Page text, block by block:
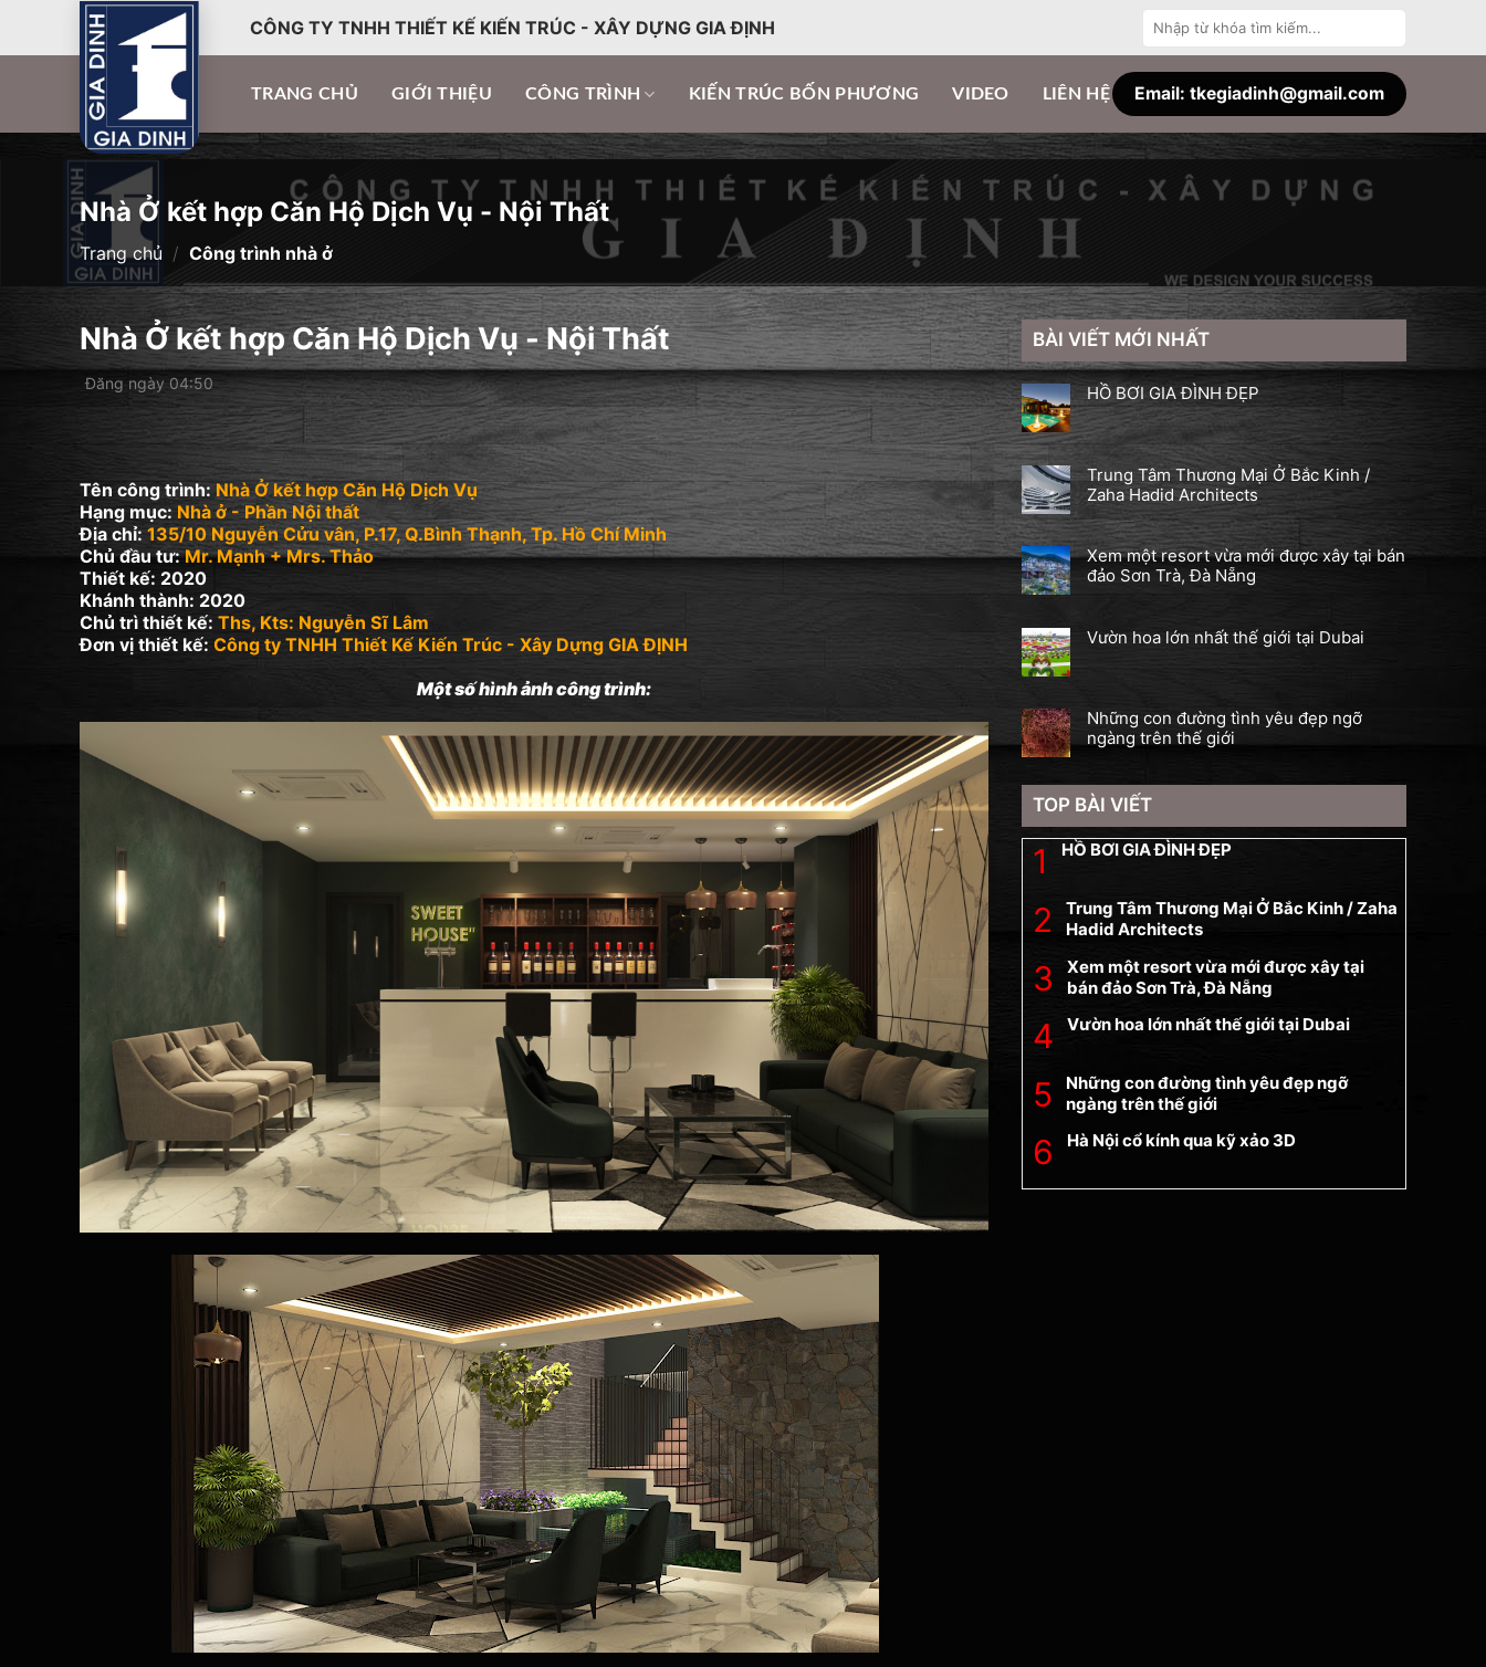
CÔNG TY TNHH THIẾT KẾ KIẾN TRÚC - XÂY DỰNG GIA ĐỊNH
kiếm:
TRANG CHỦ GIỚI THIỆU CÔNG TRÌNH KIẾN TRÚC BỐN PHƯƠNG VIDEO LIÊN HỆ Email: tkegiadinh@gmail.com
Nhà Ở kết hợp Căn Hộ Dịch Vụ - Nội Thất
Trang chủ / Công trình nhà ở
Nhà Ở kết hợp Căn Hộ Dịch Vụ - Nội Thất
Đăng ngày 04:50
Tên công trình: Nhà Ở kết hợp Căn Hộ Dịch Vụ
Hạng mục: Nhà ở - Phần Nội thất
Địa chỉ: 135/10 Nguyễn Cửu vân, P.17, Q.Bình Thạnh, Tp. Hồ Chí Minh
Chủ đầu tư:Mr. Mạnh + Mrs. Thảo
Thiết kế: 2020
Khánh thành: 2020
Chủ trì thiết kế: Ths, Kts: Nguyễn Sĩ Lâm
Đơn vị thiết kế: Công ty TNHH Thiết Kế Kiến Trúc - Xây Dựng GIA ĐỊNH
Một số hình ảnh công trình:
BÀI VIẾT MỚI NHẤT
HỒ BƠI GIA ĐÌNH ĐẸP
Trung Tâm Thương Mại Ở Bắc Kinh /
Zaha Hadid Architects
Xem một resort vừa mới được xây tại bán
đảo Sơn Trà, Đà Nẵng
Vườn hoa lớn nhất thế giới tại Dubai
Những con đường tình yêu đẹp ngỡ
ngàng trên thế giới
TOP BÀI VIẾT
HỒ BƠI GIA ĐÌNH ĐẸP
Trung Tâm Thương Mại Ở Bắc Kinh / Zaha
Hadid Architects
Xem một resort vừa mới được xây tại
bán đảo Sơn Trà, Đà Nẵng
Vườn hoa lớn nhất thế giới tại Dubai
Những con đường tình yêu đẹp ngỡ
ngàng trên thế giới
Hà Nội cổ kính qua kỹ xảo 3D